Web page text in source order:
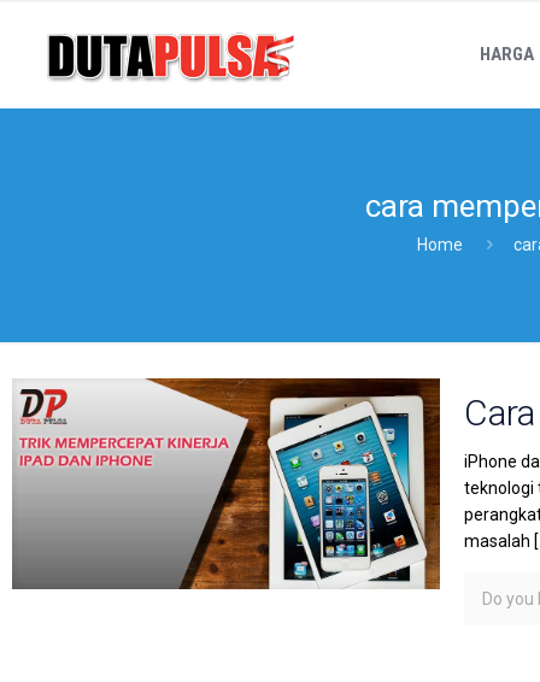
HARGA
cara
Home
iPhone
teknologi
masalah
Do you